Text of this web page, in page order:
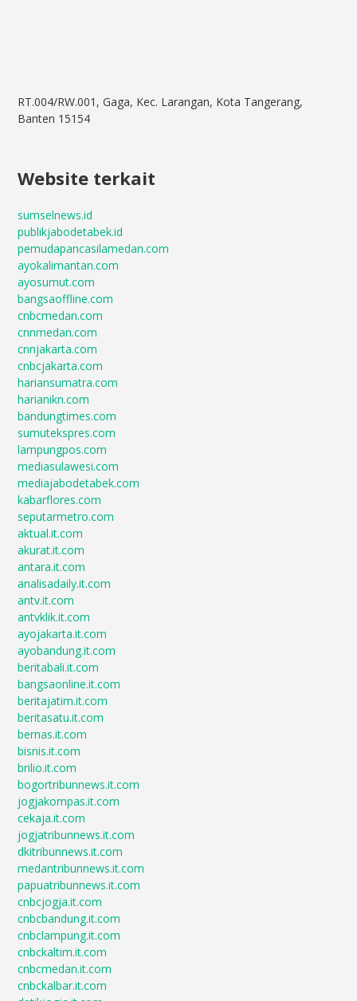
RT.004/RW.001, Gaga, Kec. Larangan, Kota Tangerang,
Banten 15154
Website terkait
sumselnews.id
publikjabodetabek.id
pemudapancasilamedan.com
ayokalimantan.com
ayosumut.com
bangsaoffline.com
cnbcmedan.com
cnnmedan.com
cnnjakarta.com
cnbcjakarta.com
hariansumatra.com
harianikn.com
bandungtimes.com
sumutekspres.com
lampungpos.com
mediasulawesi.com
mediajabodetabek.com
kabarflores.com
seputarmetro.com
aktual.it.com
akurat.it.com
antara.it.com
analisadaily.it.com
antv.it.com
antvklik.it.com
ayojakarta.it.com
ayobandung.it.com
beritabali.it.com
bangsaonline.it.com
beritajatim.it.com
beritasatu.it.com
bernas.it.com
bisnis.it.com
brilio.it.com
bogortribunnews.it.com
jogjakompas.it.com
cekaja.it.com
jogjatribunnews.it.com
dkitribunnews.it.com
medantribunnews.it.com
papuatribunnews.it.com
cnbcjogja.it.com
cnbcbandung.it.com
cnbclampung.it.com
cnbckaltim.it.com
cnbcmedan.it.com
cnbckalbar.it.com